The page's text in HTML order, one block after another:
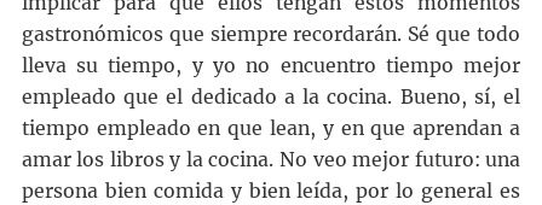
gastronómicos que siempre recordarán. Sé que todo
lleva su tiempo, y yo no encuentro tiempo mejor
empleado que el dedicado a la cocina. Bueno, sí, el
tiempo empleado en que lean, y en que aprendan a
amar los libros y la cocina. No veo mejor futuro: una
persona bien comida y bien leída, por lo general es